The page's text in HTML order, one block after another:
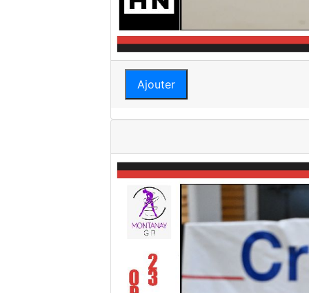
Ajouter